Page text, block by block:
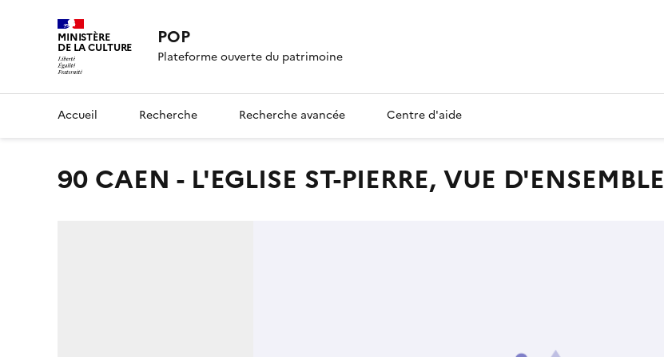
MINISTÈRE
DE LA CULTURE POP
Plateforme ouverte du patrimoine
Accueil Recherche Recherche avancée Centre d'aide
90 CAEN - L'EGLISE ST-PIERRE, VUE D'ENSEMBLE